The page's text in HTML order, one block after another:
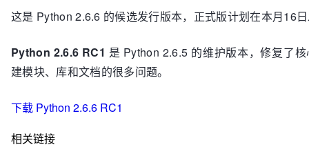
这是 Python 2.6.6 的候选发行版本，正式版计划在本月16
Python 2.6.6 RC1 是 Python 2.6.5 的维护版本，修复了
建模块、库和文档的很多问题。
下载 Python 2.6.6 RC1
相关链接